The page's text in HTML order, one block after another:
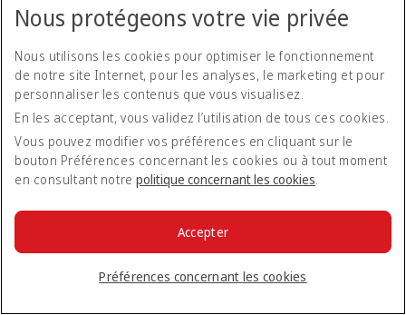
Pour les itinéraires au départ de Turquie, le supplément s'élève
Mon supplément sera-t-il remboursé si je n'utilise
pas mon billet ?
Le supplément est entièrement remboursable tant qu’aucune
partie du billet n’a été utilisée pour voyager.
Qu’est-ce qu’Emirates Pay ?
vols et services Emirates sans avoir à utiliser une carte de
Deutsche Bank et l’IATA pour vous proposer une nouvelle
Nous protégeons votre vie privée
Nous utilisons les cookies pour optimiser le fonctionnement
de notre site Internet, pour les analyses, le marketing et pour
personnaliser les contenus que vous visualisez.
En les acceptant, vous validez l’utilisation de tous ces cookies.
Vous pouvez modifier vos préférences en cliquant sur le
bouton Préférences concernant les cookies ou à tout moment
en consultant notrepolitique concernant les cookies.
Préférences concernant les cookies
Accepter